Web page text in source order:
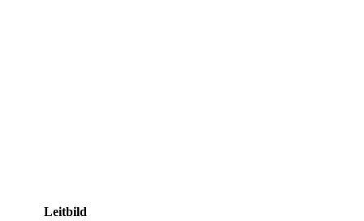
Leitbild